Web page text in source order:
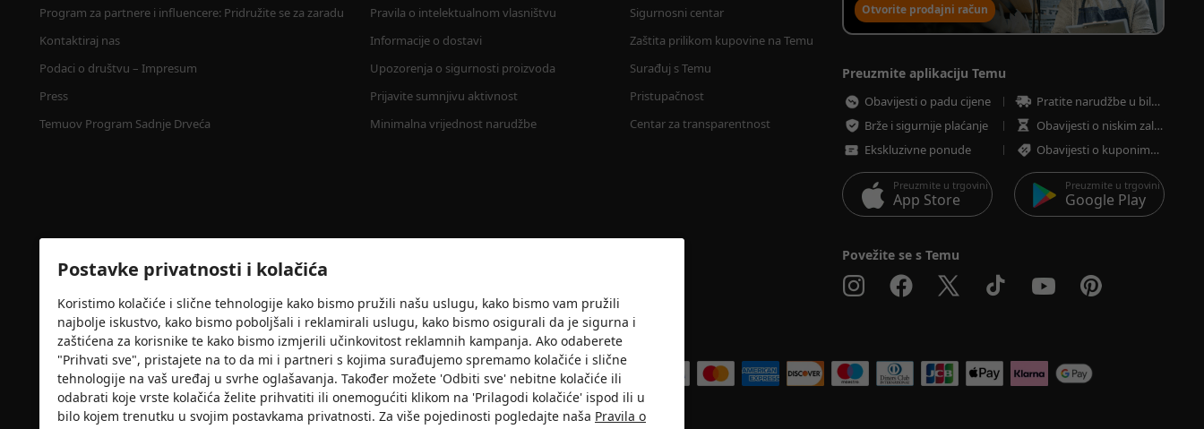
Program za partnere i influencere: Pridružite se za zaradu
Kontaktiraj nas
Podaci o društvu – Impresum
Press
Temuov Program Sadnje Drveća
Pravila o intelektualnom vlasništvu
Informacije o dostavi
Upozorenja o sigurnosti proizvoda
Prijavite sumnjivu aktivnost
Minimalna vrijednost narudžbe
Sigurnosni centar
Zaštita prilikom kupovine na Temu
Surađuj s Temu
Pristupačnost
Centar za transparentnost
Otvorite prodajni račun
Preuzmite aplikaciju Temu
Obavijesti o padu cijene
Pratite narudžbe u bilo koje vrijeme
Brže i sigurnije plaćanje
Obavijesti o niskim zalihama
Ekskluzivne ponude
Obavijesti o kuponima i ponudama
Preuzmite u trgovini
App Store
Preuzmite u trgovini
Google Play
Povežite se s Temu
Sigurnosna potvrda Prihvaćamo
Postavke privatnosti i kolačića
Koristimo kolačiće i slične tehnologije kako bismo pružili našu uslugu, kako bismo vam pružili
najbolje iskustvo, kako bismo poboljšali i reklamirali uslugu, kako bismo osigurali da je sigurna i
zaštićena za korisnike te kako bismo izmjerili učinkovitost reklamnih kampanja. Ako odaberete
"Prihvati sve", pristajete na to da mi i partneri s kojima surađujemo spremamo kolačiće i slične
tehnologije na vaš uređaj u svrhe oglašavanja. Također možete 'Odbiti sve' nebitne kolačiće ili
odabrati koje vrste kolačića želite prihvatiti ili onemogućiti klikom na 'Prilagodi kolačiće' ispod ili u
bilo kojem trenutku u svojim postavkama privatnosti. Za više pojedinosti pogledajte naša Pravila o